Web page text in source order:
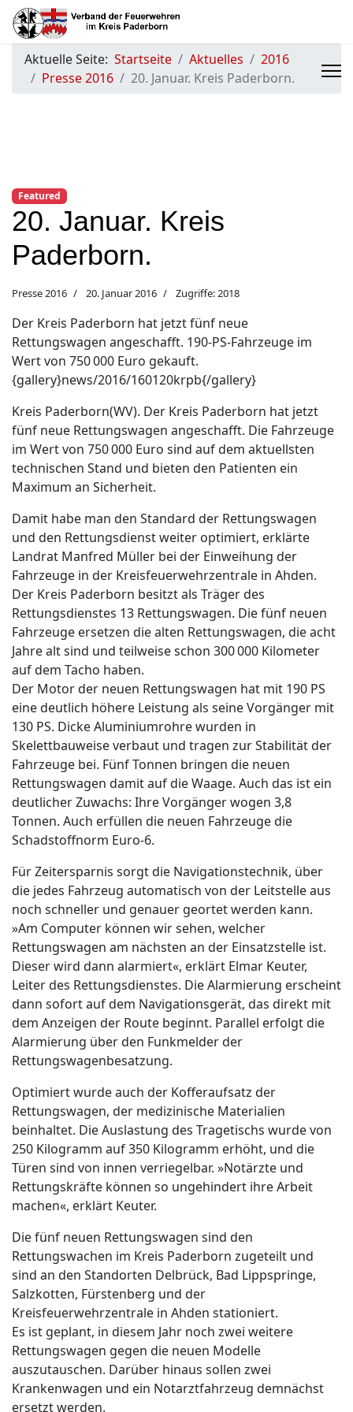
Aktuelle Seite: Startseite Aktuelles
2016
Presse 2016
20. Januar. Kreis Paderborn.
Featured
20. Januar. Kreis
Paderborn.
Presse 2016 20. Januar 2016 Zugriffe: 2018
Der Kreis Paderborn hat jetzt fünf neue
Rettungswagen angeschafft. 190-PS-Fahrzeuge im
Wert von 750 000 Euro gekauft.
{gallery}news/2016/160120krpb{/gallery}
Kreis Paderborn(WV). Der Kreis Paderborn hat jetzt
fünf neue Rettungswagen angeschafft. Die Fahrzeuge
im Wert von 750 000 Euro sind auf dem aktuellsten
technischen Stand und bieten den Patienten ein
Maximum an Sicherheit.
Damit habe man den Standard der Rettungswagen
und den Rettungsdienst weiter optimiert, erklärte
Landrat Manfred Müller bei der Einweihung der
Fahrzeuge in der Kreisfeuerwehrzentrale in Ahden.
Der Kreis Paderborn besitzt als Träger des
Rettungsdienstes 13 Rettungswagen. Die fünf neuen
Fahrzeuge ersetzen die alten Rettungswagen, die acht
Jahre alt sind und teilweise schon 300 000 Kilometer
auf dem Tacho haben.
Der Motor der neuen Rettungswagen hat mit 190 PS
eine deutlich höhere Leistung als seine Vorgänger mit
130 PS. Dicke Aluminiumrohre wurden in
Skelettbauweise verbaut und tragen zur Stabilität der
Fahrzeuge bei. Fünf Tonnen bringen die neuen
Rettungswagen damit auf die Waage. Auch das ist ein
deutlicher Zuwachs: Ihre Vorgänger wogen 3,8
Tonnen. Auch erfüllen die neuen Fahrzeuge die
Schadstoffnorm Euro-6.
Für Zeitersparnis sorgt die Navigationstechnik, über
die jedes Fahrzeug automatisch von der Leitstelle aus
noch schneller und genauer geortet werden kann.
»Am Computer können wir sehen, welcher
Rettungswagen am nächsten an der Einsatzstelle ist.
Dieser wird dann alarmiert«, erklärt Elmar Keuter,
Leiter des Rettungsdienstes. Die Alarmierung erscheint
dann sofort auf dem Navigationsgerät, das direkt mit
dem Anzeigen der Route beginnt. Parallel erfolgt die
Alarmierung über den Funkmelder der
Rettungswagenbesatzung.
Optimiert wurde auch der Kofferaufsatz der
Rettungswagen, der medizinische Materialien
beinhaltet. Die Auslastung des Tragetischs wurde von
250 Kilogramm auf 350 Kilogramm erhöht, und die
Türen sind von innen verriegelbar. »Notärzte und
Rettungskräfte können so ungehindert ihre Arbeit
machen«, erklärt Keuter.
Die fünf neuen Rettungswagen sind den
Rettungswachen im Kreis Paderborn zugeteilt und
sind an den Standorten Delbrück, Bad Lippspringe,
Salzkotten, Fürstenberg und der
Kreisfeuerwehrzentrale in Ahden stationiert.
Es ist geplant, in diesem Jahr noch zwei weitere
Rettungswagen gegen die neuen Modelle
auszutauschen. Darüber hinaus sollen zwei
Krankenwagen und ein Notarztfahrzeug demnächst
ersetzt werden.